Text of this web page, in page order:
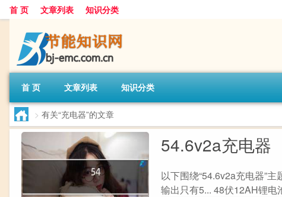
首 页 文章列表 知识分类
首 页 文章列表 知识分类
> 有关“充电器”的文章
54.6v2a充电器
以下围绕“54.6v2a充电器”
输出只有5... 48伏12AH锂电